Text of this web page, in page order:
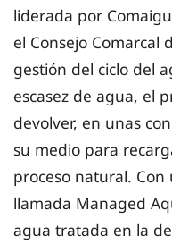
liderada por
el Consejo Comarcal
gestión del ciclo del
escasez de agua, el
devolver, en unas
su medio para
proceso natural.
llamada Managed
agua tratada en la